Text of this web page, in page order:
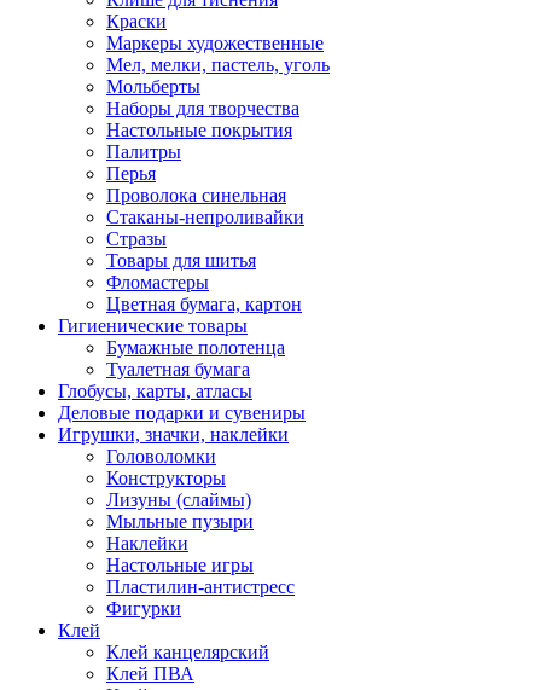
Краски
Маркеры художественные
Мел, мелки, пастель, уголь
Мольберты
Наборы для творчества
Настольные покрытия
Палитры
Перья
Проволока синельная
Стаканы-непроливайки
Стразы
Товары для шитья
Фломастеры
Цветная бумага, картон
Гигиенические товары
Бумажные полотенца
Туалетная бумага
Глобусы, карты, атласы
Деловые подарки и сувениры
Игрушки, значки, наклейки
Головоломки
Конструкторы
Лизуны (слаймы)
Мыльные пузыри
Наклейки
Настольные игры
Пластилин-антистресс
Фигурки
Клей
Клей канцелярский
Клей ПВА